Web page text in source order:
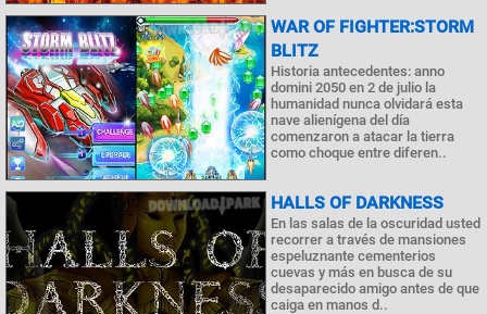
WAR OF FIGHTER:STORM
BLITZ
Historia antecedentes: anno
domini 2050 en 2 de julio la
humanidad nunca olvidará esta
nave alienígena del día
comenzaron a atacar la tierra
como choque entre diferen..
HALLS OF DARKNESS
En las salas de la oscuridad usted
recorrer a través de mansiones
espeluznante cementerios
cuevas y más en busca de su
desaparecido amigo antes de que
caiga en manos d..